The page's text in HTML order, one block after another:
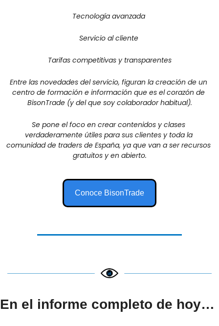
Tecnología avanzada
Servicio al cliente
Tarifas competitivas y transparentes
Entre las novedades del servicio, figuran la creación de un
BisonTrade (y del que soy colaborador habitual).
Se pone el foco en crear contenidos y clases
verdaderamente útiles para sus clientes y toda la
comunidad de traders de España, ya que van a ser recursos
gratuitos y en abierto.
Conoce BisonTrade
En el informe completo de hoy…